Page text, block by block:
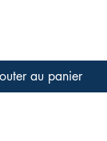
au panier